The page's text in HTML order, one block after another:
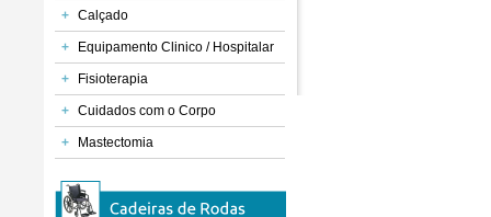
+ Calçado
+ Equipamento Clinico / Hospitalar
+ Fisioterapia
+ Cuidados com o Corpo
+ Mastectomia